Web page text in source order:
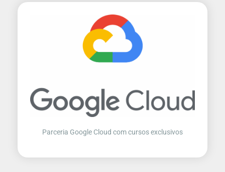
Parceria Google Cloud com cursos exclusivos